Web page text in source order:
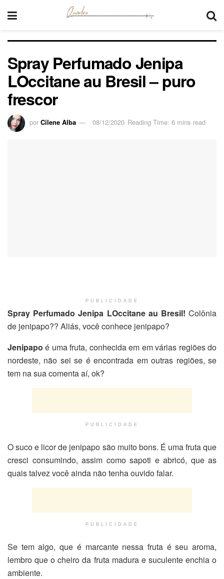
Spray Perfumado Jenipa
LOccitane au Bresil – puro
frescor
por Cilene Alba 08/12/2020 Reading Time: 6 mins read
PUBLICIDADE
Spray Perfumado Jenipa LOccitane au Bresil! Colônia
de jenipapo?? Aliás, você conhece jenipapo?
Jenipapo é uma fruta, conhecida em em várias regiões do
nordeste, não sei se é encontrada em outras regiões, se
tem na sua comenta aí, ok?
PUBLICIDADE
O suco e licor de jenipapo são muito bons. É uma fruta que
cresci consumindo, assim como sapoti e abricó, que as
quais talvez você ainda não tenha ouvido falar.
PUBLICIDADE
Se tem algo, que é marcante nessa fruta é seu aroma,
lembro que o cheiro da fruta madura e suculente enchia o
ambiente.